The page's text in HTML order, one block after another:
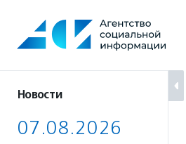
содержанию
Новости
07.08.2026